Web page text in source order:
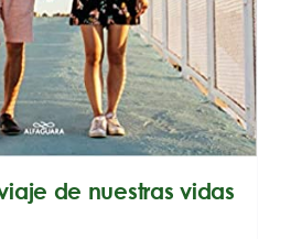
viaje de nuestras vidas